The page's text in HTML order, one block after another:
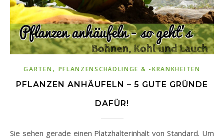
GARTEN , PFLANZENSCHÄDLINGE & -KRANKHEITEN
PFLANZEN ANHÄUFELN – 5 GUTE GRÜNDE
DAFÜR!
Sie sehen gerade einen Platzhalterinhalt von Standard. Um